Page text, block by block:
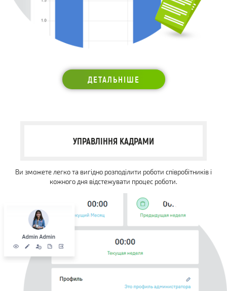
ДЕТАЛЬНІШЕ
УПРАВЛІННЯ КАДРАМИ
Ви зможете легко та вигідно розподілити роботи співробітників і
кожного дня відстежувати процес роботи.